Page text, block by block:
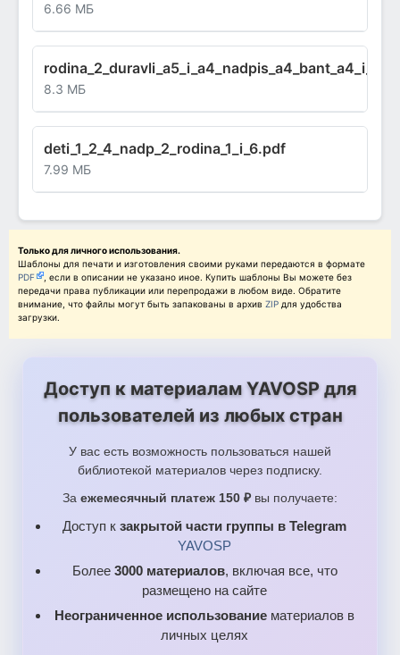
6.66 МБ
8.3 МБ
deti_1_2_4_nadp_2_rodina_1_i_6.pdf
7.99 МБ
Только для личного использования.
Шаблоны для печати и изготовления своими руками передаются в формате
PDF
, если в описании не указано иное. Купить шаблоны Вы можете без
передачи права публикации или перепродажи в любом виде. Обратите
внимание, что файлы могут быть запакованы в архив ZIP для удобства
загрузки.
Доступ к материалам YAVOSP для
пользователей из любых стран
У вас есть возможность пользоваться нашей
библиотекой материалов через подписку.
За ежемесячный платеж 150 ₽ вы получаете:
Доступ к закрытой части группы в Telegram
YAVOSP
Более 3000 материалов, включая все, что
размещено на сайте
Неограниченное использование материалов в
личных целях